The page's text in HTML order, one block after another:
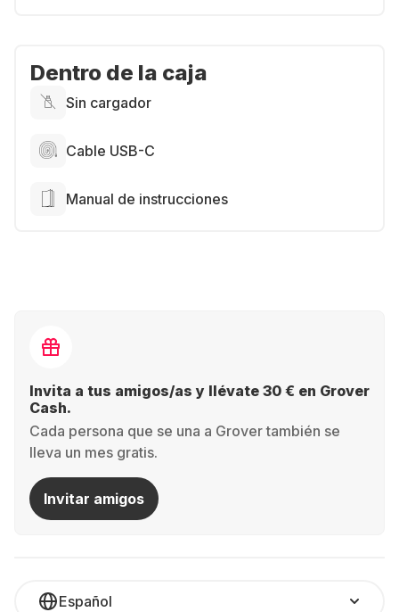
Dentro de la caja
Sin cargador
Cable USB-C
Manual de instrucciones
Invita a tus amigos/as y llévate 30 € en Grover
Cash.
Cada persona que se una a Grover también se
lleva un mes gratis.
Invitar amigos
Español